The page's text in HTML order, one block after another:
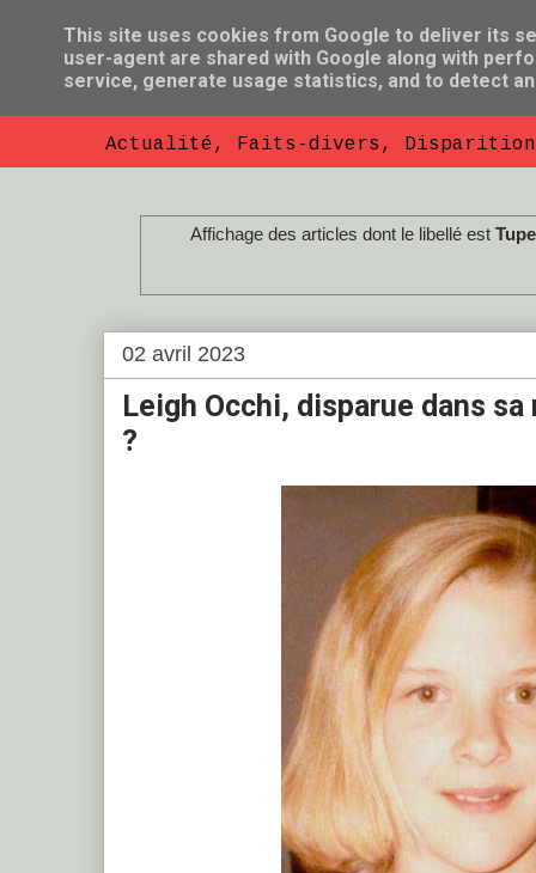
So Florent B
Actualité, Faits-divers,
Affichage des articles dont le libellé est
02 avril 2023
Leigh Occhi, disparue dans
?
This site uses cookies from Google to deliver its
user-agent are shared with Google along with
service, generate usage statistics, and to detect